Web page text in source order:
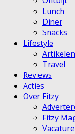
Lunch
Diner
Snacks
Lifestyle
Artikelen
Travel
Reviews
Acties
Over Fitzy
Fitzy